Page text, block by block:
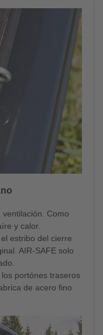
Como
y calor.
estribo del cierre
AIR-SAFE solo
portónes traseros
de acero fino